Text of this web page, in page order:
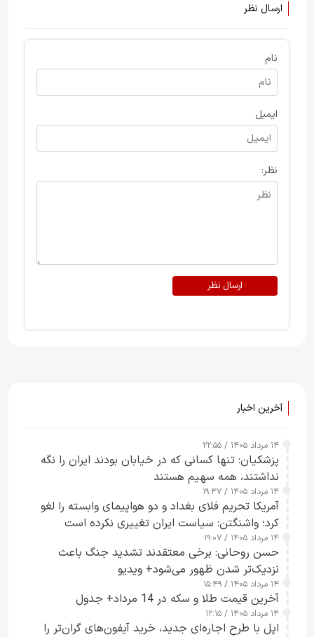
ارسال نظر
نام
ایمیل
نظر:
ارسال نظر
آخرین اخبار
۱۴ مرداد ۱۴۰۵ / ۲۲:۵۵
پزشکیان: تنها کسانی که در خیابان بودند ایران را نگه
نداشتند، همه سهیم هستند
۱۴ مرداد ۱۴۰۵ / ۱۹:۴۷
آمریکا تحریم فلای بغداد و دو هواپیمای وابسته را لغو
کرد؛ واشنگتن: سیاست ایران تغییری نکرده است
۱۴ مرداد ۱۴۰۵ / ۱۹:۰۷
حسن روحانی: برخی معتقدند تشدید جنگ باعث
نزدیک‌تر شدن ظهور می‌شود+ ویدیو
۱۴ مرداد ۱۴۰۵ / ۱۵:۴۹
آخرین قیمت طلا و سکه در 14 مرداد+ جدول
۱۴ مرداد ۱۴۰۵ / ۱۲:۱۵
اپل با طرح اجاره‌ای جدید، خرید آیفون‌های گران‌تر را